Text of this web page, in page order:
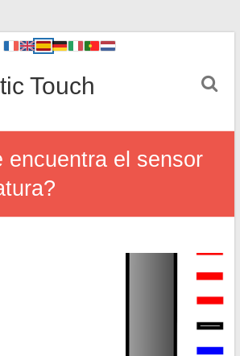
Touch
encuentra el sensor